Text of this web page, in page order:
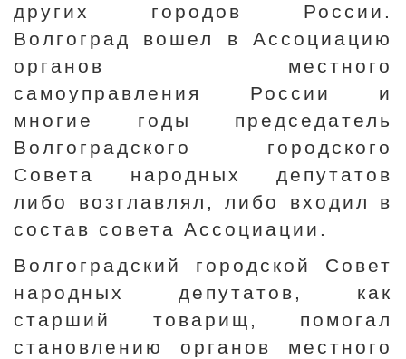
других городов России.
Волгоград вошел в Ассоциацию
органов местного
самоуправления России и
многие годы председатель
Волгоградского городского
Совета народных депутатов
либо возглавлял, либо входил в
состав совета Ассоциации.
Волгоградский городской Совет
народных депутатов, как
старший товарищ, помогал
становлению органов местного